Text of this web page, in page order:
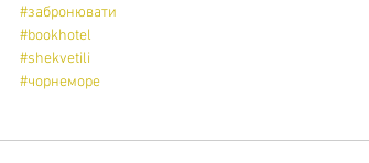
#забронювати
#bookhotel
#shekvetili
#чорнеморе